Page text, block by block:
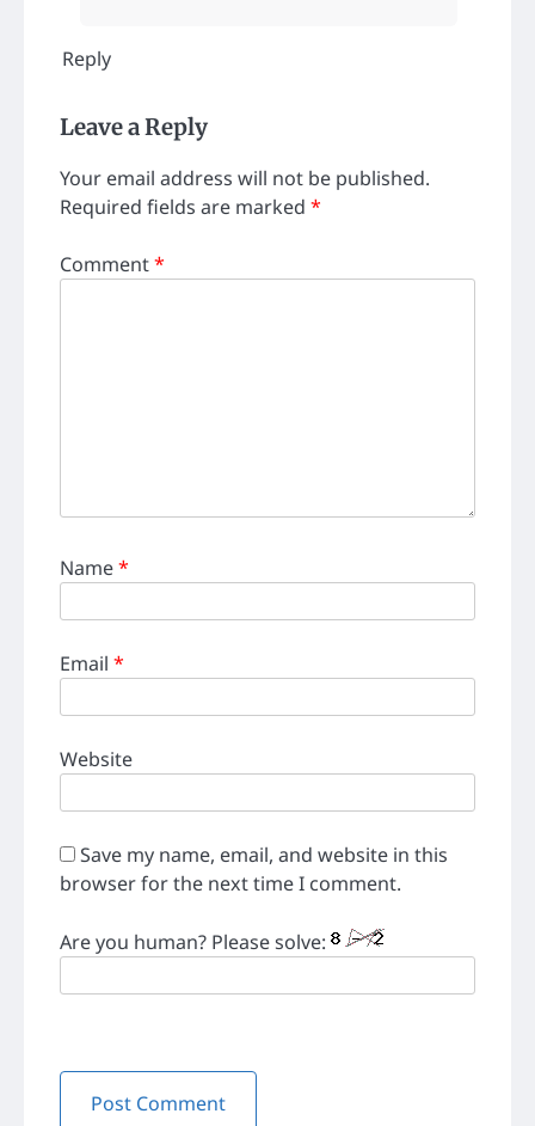
Reply
Leave a Reply
Your email address will not be published.
Required fields are marked *
Comment*
Name*
Email *
Website
Save my name, email, and website in this
browser for the next time I comment.
Are you human? Please solve: